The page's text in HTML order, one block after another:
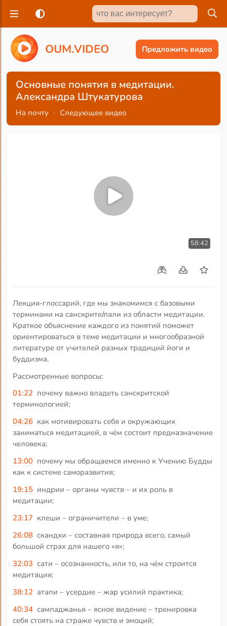
OUM.VIDEO Предложить видео
Основные понятия в медитации.
Александра Штукатурова
На почту · Следующее видео
58:42
Лекция-глоссарий, где мы знакомимся с базовыми
терминами на санскрите/пали из области медитации.
Краткое объяснение каждого из понятий поможет
ориентироваться в теме медитации и многообразной
литературе от учителей разных традиций йоги и
буддизма.
Рассмотренные вопросы:
01:22 почему важно владеть санскритской
терминологией;
04:26 как мотивировать себя и окружающих
заниматься медитацией, в чём состоит предназначение
человека;
13:00 почему мы обращаемся именно к Учению Будды
как к системе саморазвития;
19:15 индрии – органы чувств – и их роль в
медитации;
23:17 клеши – ограничители – в уме;
26:08 скандхи – составная природа всего, самый
большой страх для нашего «я»;
32:03 сати – осознанность, или то, на чём строится
медитация;
38:12 атапи – усердие – жар усилий практика;
40:34 сампаджанья – ясное видение – тренировка
себя стоять на страже чувств и эмоций;